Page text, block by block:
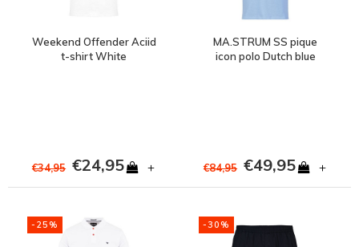
Weekend Offender Aciid
t-shirt White
€34,95 €24,95 +
MA.STRUM SS pique
icon polo Dutch blue
€84,95 €49,95 +
-25% -30%